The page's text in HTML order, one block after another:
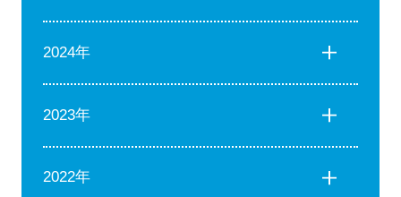
2024年
2023年
2022年